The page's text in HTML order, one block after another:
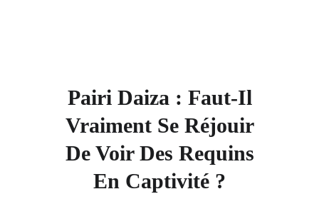
Pairi Daiza : Faut-Il
Vraiment Se Réjouir
De Voir Des Requins
En Captivité ?